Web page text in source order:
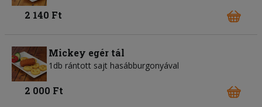
2 140 Ft
Mickey egér tál
1db rántott sajt hasábburgonyával
2 000 Ft